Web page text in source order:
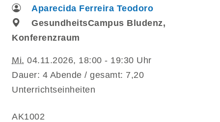
Aparecida Ferreira Teodoro
GesundheitsCampus Bludenz,
Konferenzraum
Mi. 04.11.2026, 18:00 - 19:30 Uhr
Dauer: 4 Abende / gesamt: 7,20
Unterrichtseinheiten
AK1002